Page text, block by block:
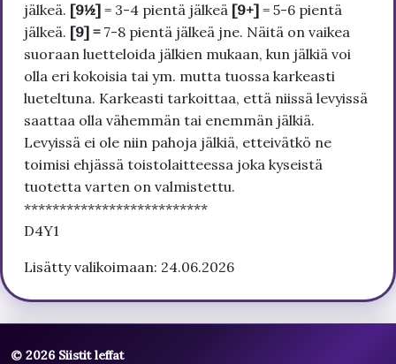
jälkeä. [9½] = 3-4 pientä jälkeä [9+] = 5-6 pientä
jälkeä. [9] = 7-8 pientä jälkeä jne. Näitä on vaikea
suoraan luetteloida jälkien mukaan, kun jälkiä voi
olla eri kokoisia tai ym. mutta tuossa karkeasti
lueteltuna. Karkeasti tarkoittaa, että niissä levyissä
saattaa olla vähemmän tai enemmän jälkiä.
Levyissä ei ole niin pahoja jälkiä, etteivätkö ne
toimisi ehjässä toistolaitteessa joka kyseistä
tuotetta varten on valmistettu.
**************************
D4Y1
Lisätty valikoimaan: 24.06.2026
© 2026 Siistit leffat